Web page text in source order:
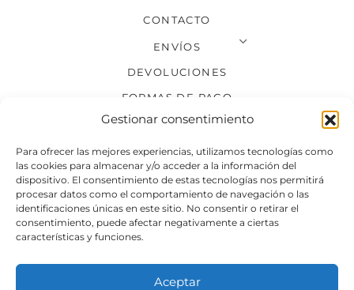
Gestionar consentimiento
Para ofrecer las mejores experiencias, utilizamos tecnologías como
las cookies para almacenar y/o acceder a la información del
dispositivo. El consentimiento de estas tecnologías nos permitirá
procesar datos como el comportamiento de navegación o las
identificaciones únicas en este sitio. No consentir o retirar el
consentimiento, puede afectar negativamente a ciertas
características y funciones.
Aceptar
CONTACTO
ENVÍOS
DEVOLUCIONES
FORMAS DE PAGO
SÍGUENOS